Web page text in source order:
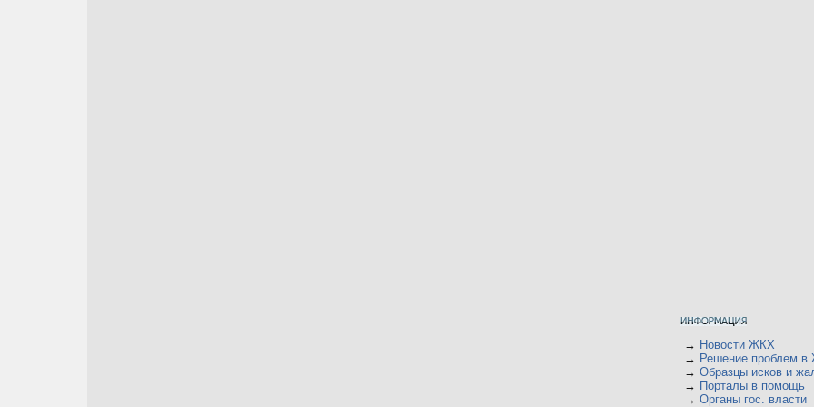
→ Новости ЖКХ
→ Решение проблем
→ Образцы исков и
→ Порталы в помощь
→ Органы гос. власти